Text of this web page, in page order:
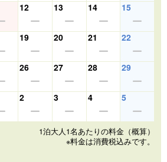
12 13 14 15
19 20 21 22
26 27 28 29
2 3 4 5
1泊大人1名あたりの料金（概算）
※料金は消費税込みです。